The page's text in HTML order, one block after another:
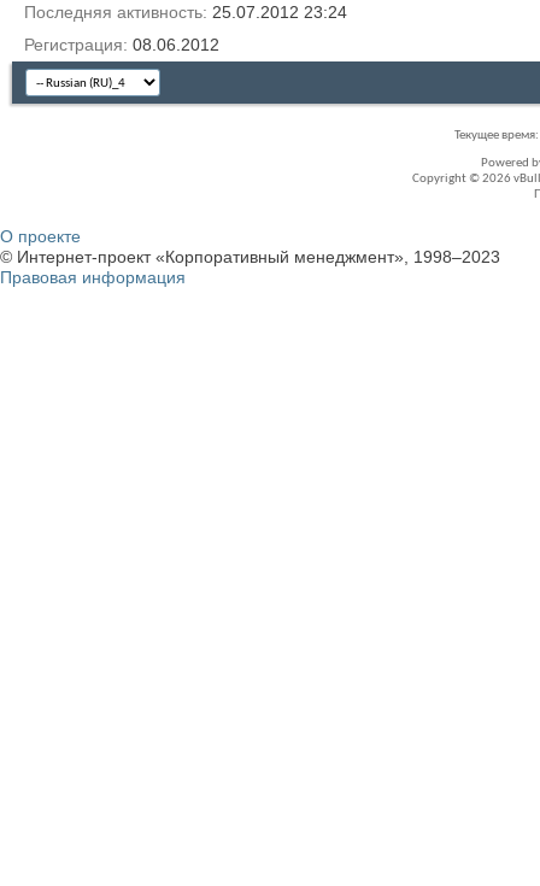
Последняя активность 25.07.2012 23:24
Регистрация 08.06.2012
Текущее время:
Powered
Copyright © 2026
О проекте
© Интернет-проект «Корпоративный менеджмент», 1998–2023
Правовая информация